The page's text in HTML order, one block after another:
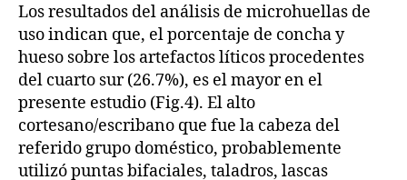
Los resultados del análisis de microhuellas de
uso indican que, el porcentaje de concha y
hueso sobre los artefactos líticos procedentes
del cuarto sur (26.7%), es el mayor en el
presente estudio (Fig.4). El alto
cortesano/escribano que fue la cabeza del
referido grupo doméstico, probablemente
utilizó puntas bifaciales, taladros, lascas